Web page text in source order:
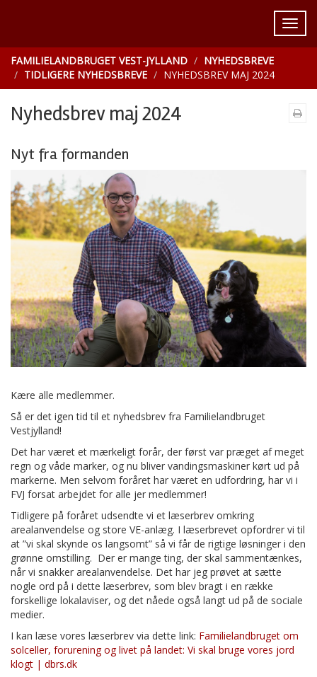
FAMILIELANDBRUGET VEST-JYLLAND
NYHEDSBREVE
TIDLIGERE NYHEDSBREVE
NYHEDSBREV MAJ 2024
Nyhedsbrev maj 2024
Nyt fra formanden
Kære alle medlemmer.
Så er det igen tid til et nyhedsbrev fra Familielandbruget
Vestjylland!
Det har været et mærkeligt forår, der først var præget af meget
regn og våde marker, og nu bliver vandingsmaskiner kørt ud på
markerne. Men selvom foråret har været en udfordring, har vi i
FVJ forsat arbejdet for alle jer medlemmer!
Tidligere på foråret udsendte vi et læserbrev omkring
arealanvendelse og store VE-anlæg. I læserbrevet opfordrer vi til
at ”vi skal skynde os langsomt” så vi får de rigtige løsninger i den
grønne omstilling. Der er mange ting, der skal sammentænkes,
når vi snakker arealanvendelse. Det har jeg prøvet at sætte
nogle ord på i dette læserbrev, som blev bragt i en række
forskellige lokalaviser, og det nåede også langt ud på de sociale
medier.
I kan læse vores læserbrev via dette link: Familielandbruget om
solceller, forurening og livet på landet: Vi skal bruge vores jord
klogt | dbrs.dk